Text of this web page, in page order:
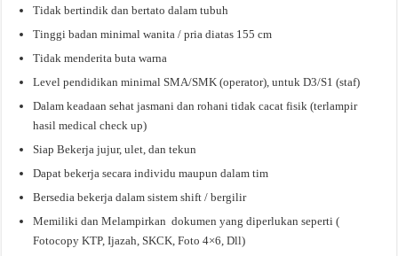
Tidak bertindik dan bertato dalam tubuh
Tinggi badan minimal wanita / pria diatas 155 cm
Tidak menderita buta warna
Level pendidikan minimal SMA/SMK (operator), untuk D3/S1 (staf)
Dalam keadaan sehat jasmani dan rohani tidak cacat fisik (terlampir
hasil medical check up)
Siap Bekerja jujur, ulet, dan tekun
Dapat bekerja secara individu maupun dalam tim
Bersedia bekerja dalam sistem shift / bergilir
Memiliki dan Melampirkan dokumen yang diperlukan seperti (
Fotocopy KTP, Ijazah, SKCK, Foto 4×6, Dll)